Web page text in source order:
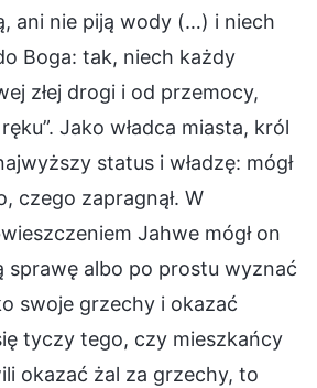
ani nie piją wody (…) i niech
Boga: tak, niech każdy
złej drogi i od przemocy,
Jako władca miasta, król
status i władzę: mógł
czego zapragnął. W
Jahwe mógł on
sprawę albo po prostu wyznać
swoje grzechy i okazać
tyczy tego, czy mieszkańcy
okazać żal za grzechy, to